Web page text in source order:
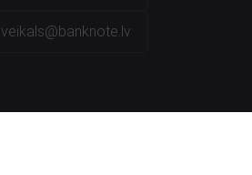
veikals@banknote.lv